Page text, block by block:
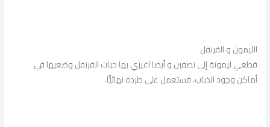
الليمون و القرنفل
قطعي ليمونة إلى نصفين و أيضا اغرزي بها حبات القرنفل وضعيها في
أماكن وجود الذباب، فستعمل على طرده نهائيًّا.